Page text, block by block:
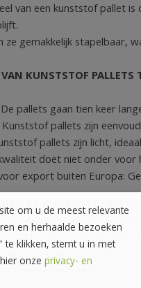
van een kunststof pallet
ze gemakkelijk stapelbaar,
KUNSTSTOF
pallets gaan tien keer
Kunststof pallets zijn
pallets zijn licht,
doet niet onder voor
export buiten Europa:
DE KUNSTSTOF PALLETS
geschikt voor het
pallets zelfs
pallet gebruikt
worden doorgaans
om u de meest relevante
en herhaalde bezoeken
klikken, stemt u in met
onze privacy- en